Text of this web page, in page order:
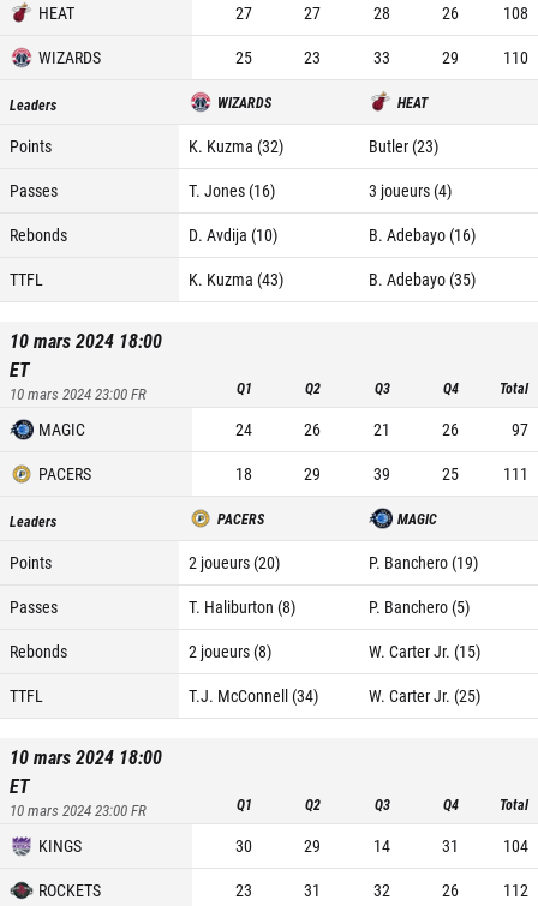
HEAT 27 27 28 26
108
WIZARDS
25 23 33 29 110
Leaders WIZARDS HEAT
Points K. Kuzma (32)
Butler (23)
Passes
T. Jones (16)
3 joueurs (4)
Rebonds
D. Avdija (10)
B. Adebayo (16)
TTFL
K. Kuzma (43) B. Adebayo (35)
10 mars 2024 18:00
ET
10 mars 2024 23:00FR Q1 Q2 Q3 Q4 Total
MAGIC 24 26 21 26
97
PACERS
18 29 39 25 111
Leaders PACERS MAGIC
Points 2 joueurs (20)
P. Banchero (19)
Passes
T. Haliburton (8)
P. Banchero (5)
Rebonds
2 joueurs (8)
W. Carter Jr. (15)
TTFL
T.J. McConnell (34) W. Carter Jr. (25)
10 mars 2024 18:00
ET
10 mars 2024 23:00FR Q1 Q2 Q3 Q4 Total
KINGS 30 29 14 31
104
ROCKETS
23 31 32 26 112